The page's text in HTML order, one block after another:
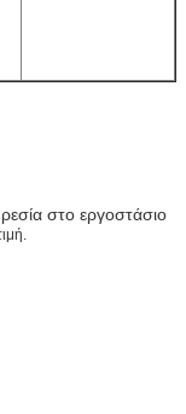
στο εργοστάσιο